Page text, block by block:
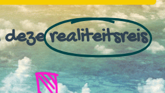
dezerealiteitsreis